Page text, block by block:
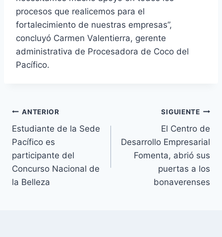
procesos que realicemos para el
fortalecimiento de nuestras empresas”,
concluyó Carmen Valentierra, gerente
administrativa de Procesadora de Coco del
Pacífico.
Navegación
de
entradas
ANTERIOR
Estudiante de la Sede
Pacífico es
participante del
Concurso Nacional de
la Belleza
SIGUIENTE
El Centro de
Desarrollo Empresarial
Fomenta, abrió sus
puertas a los
bonaverenses